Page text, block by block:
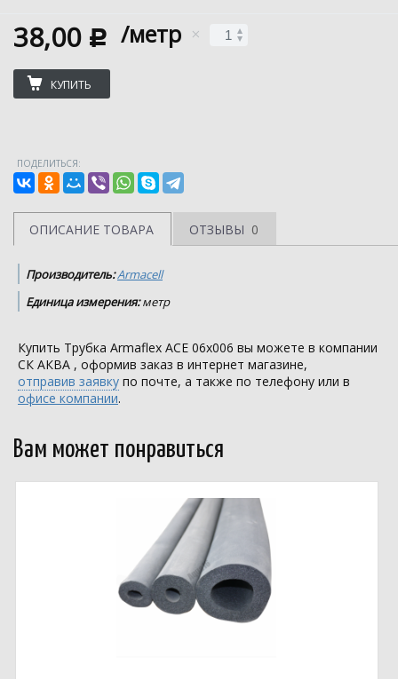
38,00 c /метр
КУПИТЬ
ПОДЕЛИТЬСЯ:
ОПИСАНИЕ ТОВАРА ОТЗЫВЫ 0
Производитель:Armacell
Единица измерения:метр
Купить Трубка Armaflex ACE 06х006 вы можете в компании
СК АКВА , оформив заказ в интернет магазине,
отправив заявку по почте, а также по телефону или в
офисе компании.
Вам может понравиться